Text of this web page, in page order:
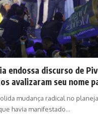
endossa discurso de
avalizaram seu nome
mudança radical no
havia manifestado…